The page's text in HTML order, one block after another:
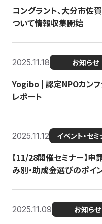
コングラント、大分市佐
ついて情報収集開始
2025.11.18 お知らせ
Yogibo | 認定NPOカンフ
レポート
2025.11.12 イベント・セ
【11/28開催セミナー】
み別・助成金選びのポイ
2025.11.09 お知らせ